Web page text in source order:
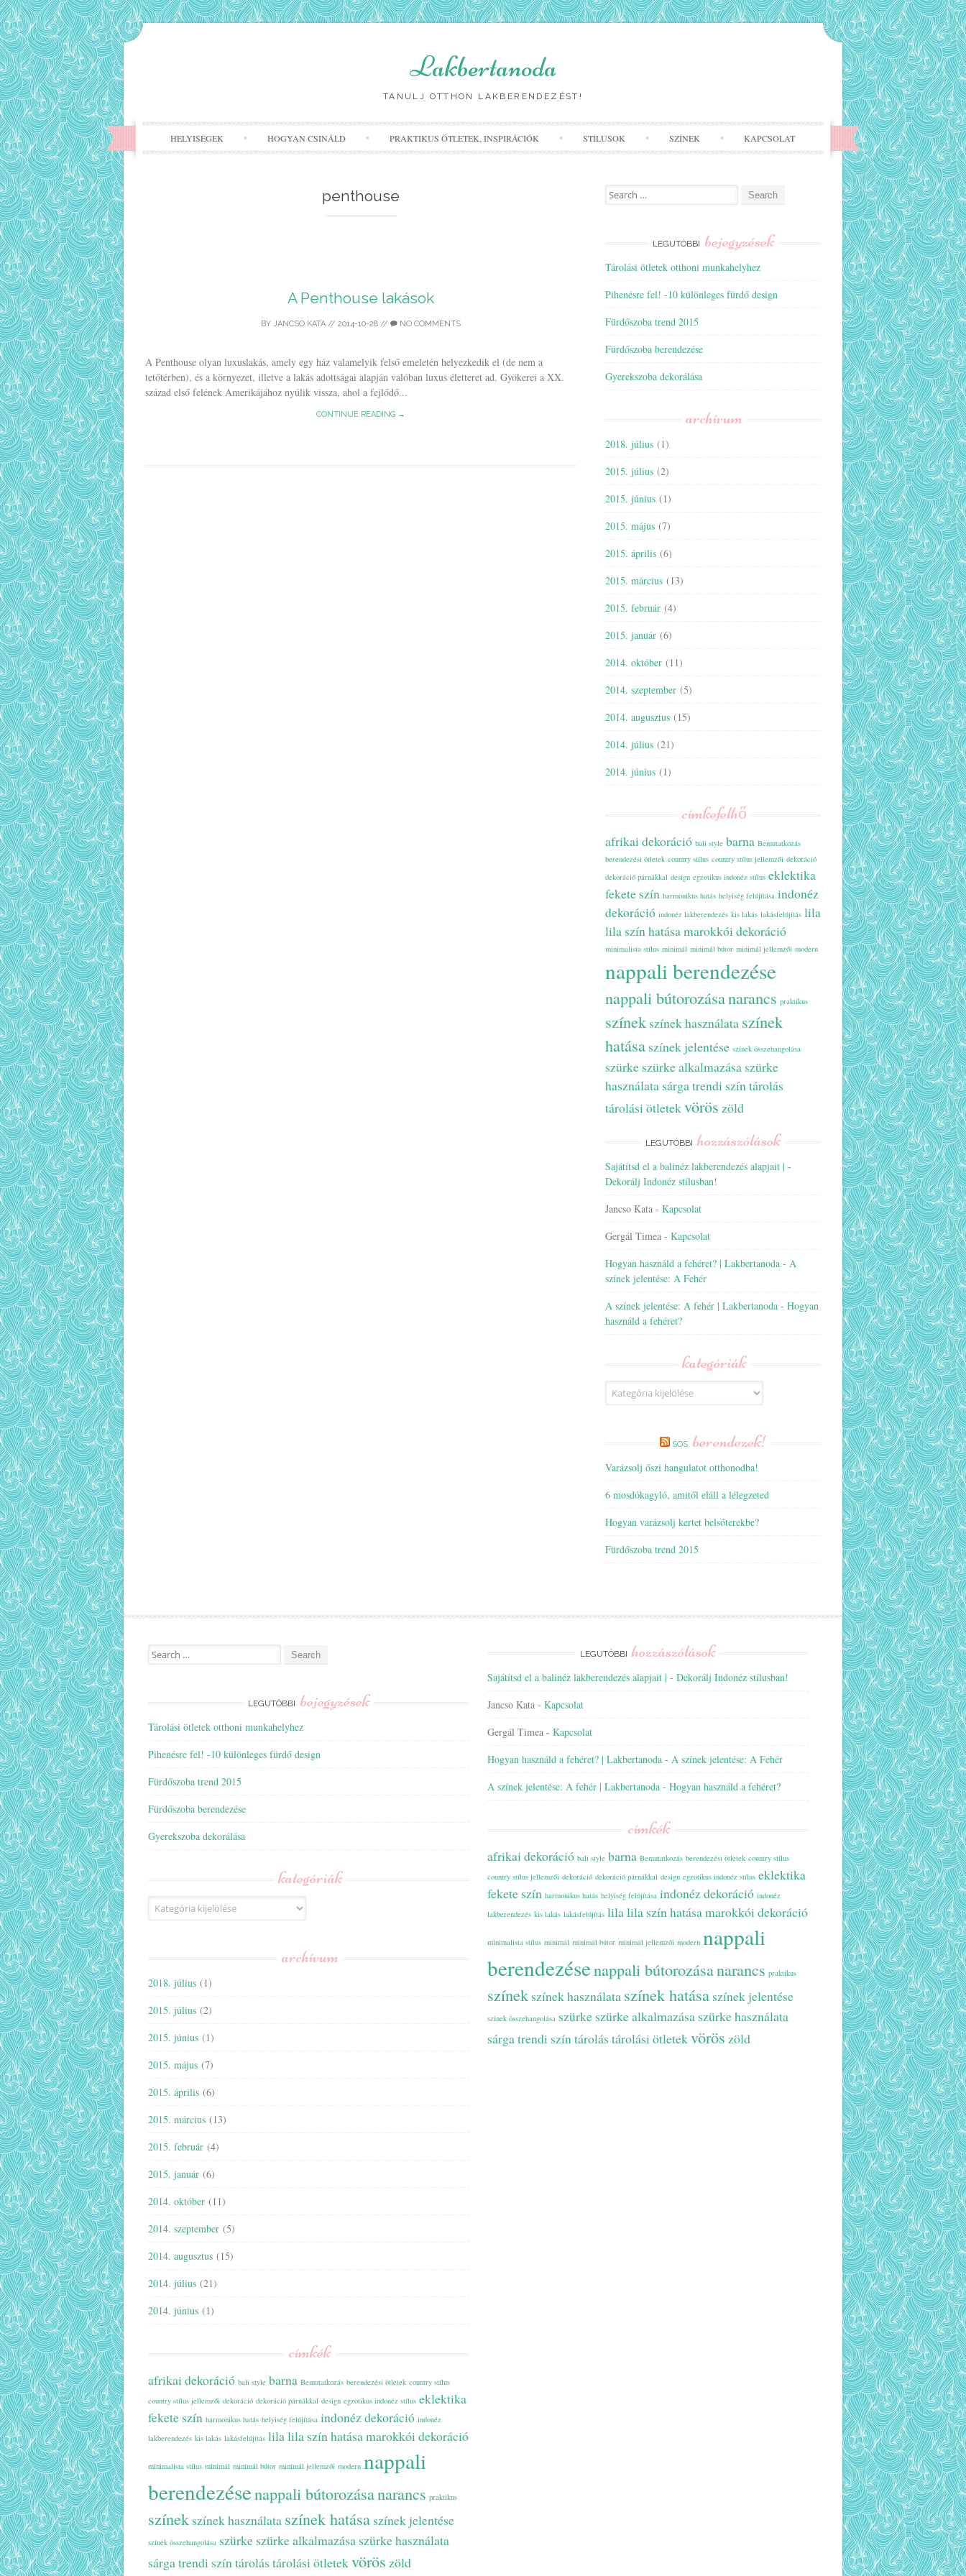
Lakbertanoda
TANULJ OTTHON LAKBERENDEZÉST!
Skip
to
HELYISÉGEK HOGYAN CSINÁLD PRAKTIKUS ÖTLETEK, INSPIRÁCIÓK STÍLUSOK SZÍNEK KAPCSOLAT
penthouse
A Penthouse lakások
BY JANCSO KATA // 2014-10-28 // NO COMMENTS
A Penthouse olyan luxuslakás, amely egy ház valamelyik felső emeletén helyezkedik el (de nem a
tetőtérben), és a környezet, illetve a lakás adottságai alapján valóban luxus életteret ad. Gyökerei a XX.
század első felének Amerikájához nyúlik vissza, ahol a fejlődő...
CONTINUE READING →
Search
for:
LEGUTÓBBI bejegyzések
Tárolási ötletek otthoni munkahelyhez
Pihenésre fel! -10 különleges fürdő design
Fürdőszoba trend 2015
Fürdőszoba berendezése
Gyerekszoba dekorálása
archívum
2018. július (1)
2015. július (2)
2015. június (1)
2015. május (7)
2015. április (6)
2015. március (13)
2015. február (4)
2015. január (6)
2014. október (11)
2014. szeptember (5)
2014. augusztus (15)
2014. július (21)
2014. június (1)
címkefelhő
afrikai dekoráció bali style barna Bemutatkozás
berendezési ötletek country stílus country stílus jellemzői dekoráció
dekoráció párnákkal design egzotikus indonéz stílus eklektika
fekete szín harmonikus hatás helyiség felújítása indonéz
dekoráció indonéz lakberendezés kis lakás lakásfelújítás lila
lila szín hatásamarokkói dekoráció
minimalista stílus minimál minimál bútor minimál jellemzői modern
nappali berendezése
nappali bútorozásanarancs praktikus
színek színek használata színek
hatása színek jelentése színek összehangolása
szürke szürke alkalmazása szürke
használata sárgatrendi színtárolás
tárolási ötletekvörös zöld
LEGUTÓBBI hozzászólások
Sajátítsd el a balinéz lakberendezés alapjait | -
Dekorálj Indonéz stílusban!
Jancso Kata - Kapcsolat
Gergál Timea - Kapcsolat
Hogyan használd a fehéret? | Lakbertanoda - A
színek jelentése: A Fehér
A színek jelentése: A fehér | Lakbertanoda - Hogyan
használd a fehéret?
kategóriák
Kategóriák
SOS berendezek!
Varázsolj őszi hangulatot otthonodba!
6 mosdókagyló, amitől eláll a lélegzeted
Hogyan varázsolj kertet belsőterekbe?
Fürdőszoba trend 2015
Search
for:
LEGUTÓBBI bejegyzések
Tárolási ötletek otthoni munkahelyhez
Pihenésre fel! -10 különleges fürdő design
Fürdőszoba trend 2015
Fürdőszoba berendezése
Gyerekszoba dekorálása
kategóriák
Kategóriák
archívum
2018. július (1)
2015. július (2)
2015. június (1)
2015. május (7)
2015. április (6)
2015. március (13)
2015. február (4)
2015. január (6)
2014. október (11)
2014. szeptember (5)
2014. augusztus (15)
2014. július (21)
2014. június (1)
címkék
afrikai dekoráció bali style barna Bemutatkozás berendezési ötletek country stílus
country stílus jellemzői dekoráció dekoráció párnákkal design egzotikus indonéz stílus eklektika
fekete szín harmonikus hatás helyiség felújítása indonéz dekoráció indonéz
lakberendezés kis lakás lakásfelújítás lilalila szín hatásamarokkói dekoráció
minimalista stílus minimál minimál bútor minimál jellemzői modern nappali
berendezésenappali bútorozásanarancs praktikus
színek színek használata színek hatása színek jelentése
színek összehangolása szürke szürke alkalmazása szürke használata
sárgatrendi színtárolás tárolási ötletekvörös zöld
LEGUTÓBBI hozzászólások
Sajátítsd el a balinéz lakberendezés alapjait | - Dekorálj Indonéz stílusban!
Jancso Kata- Kapcsolat
Gergál Timea- Kapcsolat
Hogyan használd a fehéret? | Lakbertanoda- A színek jelentése: A Fehér
A színek jelentése: A fehér | Lakbertanoda- Hogyan használd a fehéret?
címkék
afrikai dekoráció bali style barna Bemutatkozás berendezési ötletek country stílus
country stílus jellemzői dekoráció dekoráció párnákkal design egzotikus indonéz stílus eklektika
fekete szín harmonikus hatás helyiség felújítása indonéz dekoráció indonéz
lakberendezés kis lakás lakásfelújítás lilalila szín hatásamarokkói dekoráció
minimalista stílus minimál minimál bútor minimál jellemzői modern nappali
berendezésenappali bútorozásanarancs praktikus
színek színek használata színek hatása színek jelentése
színek összehangolása szürke szürke alkalmazása szürke használata
sárgatrendi színtárolás tárolási ötletekvörös zöld